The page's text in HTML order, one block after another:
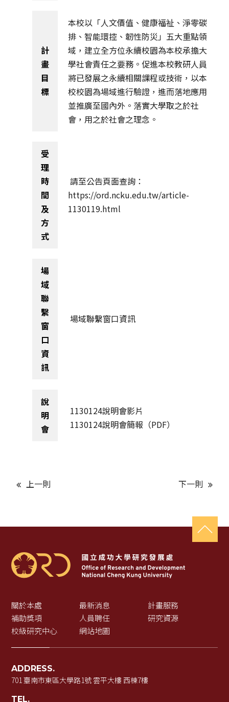
計
畫
目
標
本校以「人文價值、健康福祉、淨零碳
排、智能環控、韌性防災」五大重點領
域，建立全方位永續校園為本校承擔大
學社會責任之要務。促進本校教研人員
將已發展之永續相關課程或技術，以本
校校園為場域進行驗證，進而落地應用
並推廣至國內外。落實大學取之於社
會，用之於社會之理念。
受
理
時
間
及
方
式
請至公告頁面查詢：
https://ord.ncku.edu.tw/article-
1130119.html
場
域
聯
繫
窗
口
資
訊
場域聯繫窗口資訊
說
明
會
1130124說明會影片
1130124說明會簡報 （PDF）
上一則 下一則
關於本處 最新消息
計畫服務
補助獎項
人員聘任
研究資源
校級研究中心
網站地圖
ADDRESS.
701 臺南市東區大學路1號 雲平大樓 西棟7樓
TEL.